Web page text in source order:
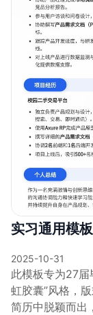
实习通用模板
2025-10-31
此模板专为27届
虹胶囊”风格，
简历中脱颖而出